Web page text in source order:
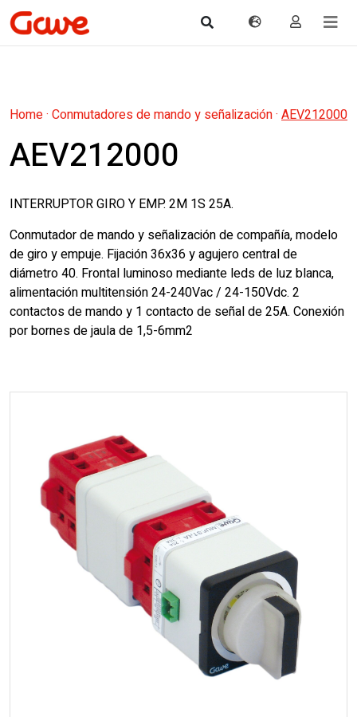
Home· Conmutadores de mando y señalización· AEV212000
AEV212000
INTERRUPTOR GIRO Y EMP. 2M 1S 25A.
Conmutador de mando y señalización de compañía, modelo
de giro y empuje. Fijación 36x36 y agujero central de
diámetro 40. Frontal luminoso mediante leds de luz blanca,
alimentación multitensión 24-240Vac / 24-150Vdc. 2
contactos de mando y 1 contacto de señal de 25A. Conexión
por bornes de jaula de 1,5-6mm2